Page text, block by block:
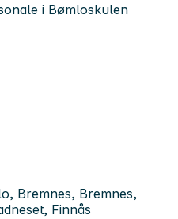
i Bømloskulen
Bremnes, Bremnes,
Finnås